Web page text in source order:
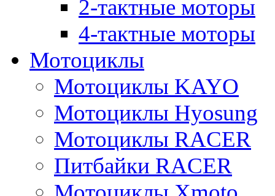
2-тактные моторы
4-тактные моторы
Мотоциклы
Мотоциклы KAYO
Мотоциклы Hyosung
Мотоциклы RACER
Питбайки RACER